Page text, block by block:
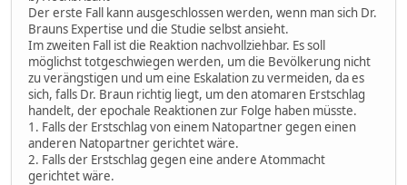
Der erste Fall kann ausgeschlossen werden, wenn man sich Dr.
Brauns Expertise und die Studie selbst ansieht.
Im zweiten Fall ist die Reaktion nachvollziehbar. Es soll
möglichst totgeschwiegen werden, um die Bevölkerung nicht
zu verängstigen und um eine Eskalation zu vermeiden, da es
sich, falls Dr. Braun richtig liegt, um den atomaren Erstschlag
handelt, der epochale Reaktionen zur Folge haben müsste.
1. Falls der Erstschlag von einem Natopartner gegen einen
anderen Natopartner gerichtet wäre.
2. Falls der Erstschlag gegen eine andere Atommacht
gerichtet wäre.